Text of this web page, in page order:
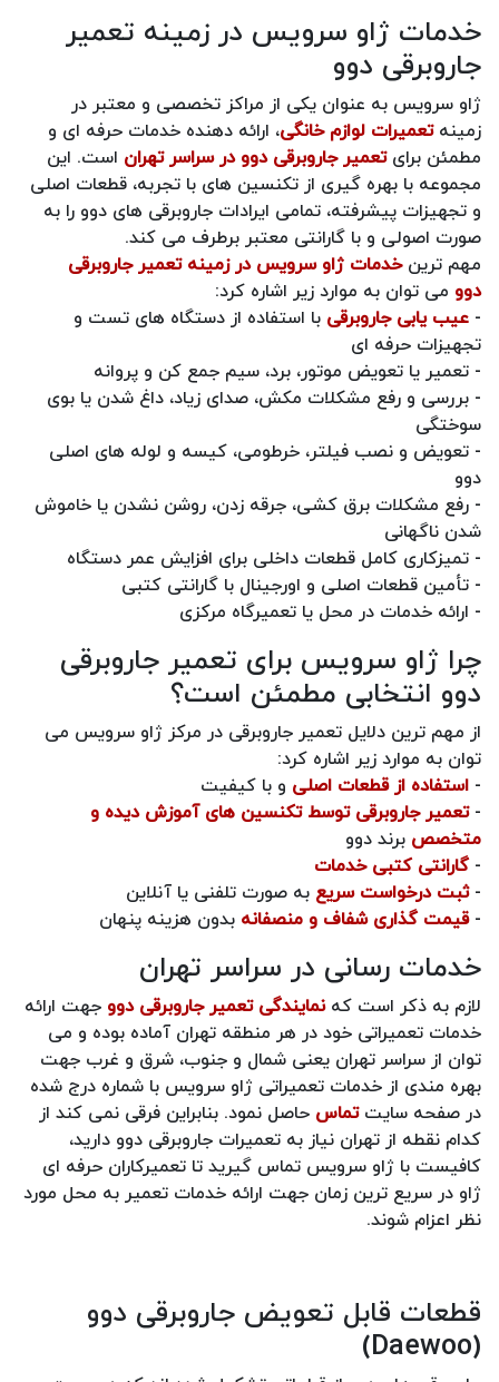
خدمات ژاو سرویس در زمینه تعمیر
جاروبرقی دوو
ژاو سرویس به‌ عنوان یکی از مراکز تخصصی و معتبر در
زمینهتعمیرات لوازم خانگی، ارائه‌ دهنده‌ خدمات حرفه‌ ای و
مطمئن برایتعمیر جاروبرقی دوو در سراسر تهران است. این
مجموعه با بهره‌ گیری از تکنسین‌ های با تجربه، قطعات اصلی
و تجهیزات پیشرفته، تمامی ایرادات جاروبرقی‌ های دوو را به‌
صورت اصولی و با گارانتی معتبر برطرف می‌ کند.
مهم‌ ترینخدمات ژاو سرویس در زمینه تعمیر جاروبرقی
دوو می توان به موارد زیر اشاره کرد:
- عیب‌ یابی جاروبرقی با استفاده از دستگاه‌ های تست و
تجهیزات حرفه‌ ای
- تعمیر یا تعویض موتور، برد، سیم‌ جمع‌ کن و پروانه
- بررسی و رفع مشکلات مکش، صدای زیاد، داغ شدن یا بوی
سوختگی
- تعویض و نصب فیلتر، خرطومی، کیسه و لوله‌ های اصلی
دوو
- رفع مشکلات برق‌ کشی، جرقه‌ زدن، روشن نشدن یا خاموش
شدن ناگهانی
- تمیزکاری کامل قطعات داخلی برای افزایش عمر دستگاه
- تأمین قطعات اصلی و اورجینال با گارانتی کتبی
- ارائه خدمات در محل یا تعمیرگاه مرکزی
چرا ژاو سرویس برای تعمیر جاروبرقی
دوو انتخابی مطمئن است؟
از مهم ترین دلایل تعمیر جاروبرقی در مرکز ژاو سرویس می
توان به موارد زیر اشاره کرد:
- استفاده از قطعات اصلی و با کیفیت
-تعمیر جاروبرقی توسط تکنسین‌ های آموزش‌ دیده و
متخصص برند دوو
-گارانتی کتبی خدمات
-ثبت درخواست سریع به صورت تلفنی یا آنلاین
-قیمت‌ گذاری شفاف و منصفانه بدون هزینه پنهان
خدمات رسانی در سراسر تهران
لازم به ذکر است کهنمایندگی تعمیر جاروبرقی دوو جهت ارائه
خدمات تعمیراتی خود در هر منطقه تهران آماده بوده و می
توان از سراسر تهران یعنی شمال و جنوب، شرق و غرب جهت
بهره مندی از خدمات تعمیراتی ژاو سرویس با شماره درج شده
در صفحه سایتتماس حاصل نمود. بنابراین فرقی نمی کند از
کدام نقطه از تهران نیاز به تعمیرات جاروبرقی دوو دارید،
کافیست با ژاو سرویس تماس گیرید تا تعمیرکاران حرفه ای
ژاو در سریع ترین زمان جهت ارائه خدمات تعمیر به محل مورد
نظر اعزام شوند.
قطعات قابل تعویض جاروبرقی دوو
(Daewoo)